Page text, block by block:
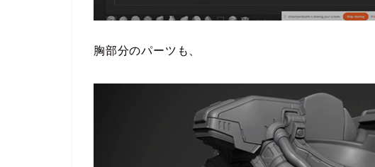
胸部分のパーツも、